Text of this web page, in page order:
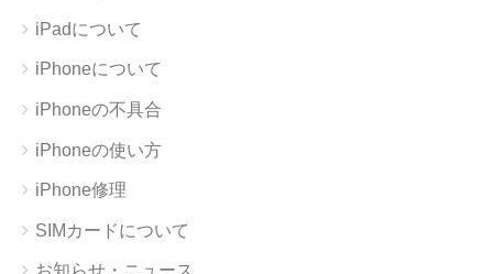
iPadについて
iPhoneについて
iPhoneの不具合
iPhoneの使い方
iPhone修理
SIMカードについて